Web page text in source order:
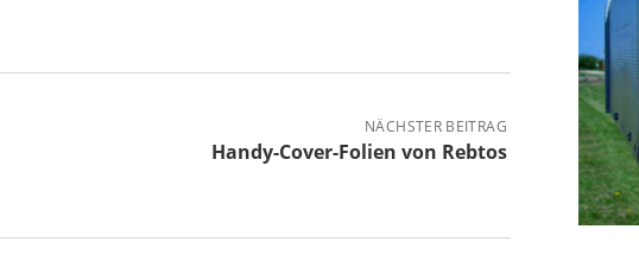
NÄCHSTER BEITRAG
Handy-Cover-Folien von Rebtos